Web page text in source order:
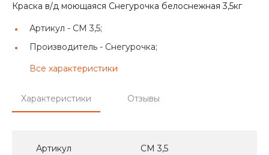
Краска в/д моющаяся Снегурочка белоснежная 3,5кг
Артикул - СМ 3,5;
Производитель - Снегурочка;
Все характеристики
Характеристики Отзывы
Артикул СМ 3,5